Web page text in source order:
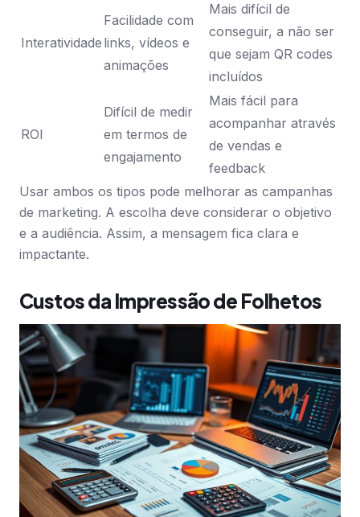
Interatividade
Facilidade com
links, vídeos e
animações
Mais difícil de
conseguir, a não ser
que sejam QR codes
incluídos
ROI
Difícil de medir
em termos de
engajamento
Mais fácil para
acompanhar através
de vendas e
feedback
Usar ambos os tipos pode melhorar as campanhas
de marketing. A escolha deve considerar o objetivo
e a audiência. Assim, a mensagem fica clara e
impactante.
Custos da Impressão de Folhetos